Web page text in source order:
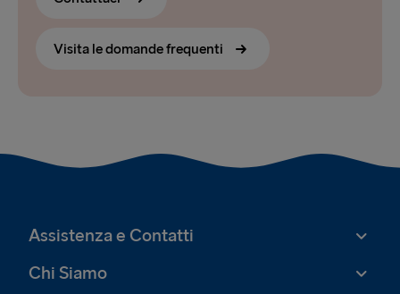
Visita le domande frequenti
Assistenza e Contatti
Chi Siamo